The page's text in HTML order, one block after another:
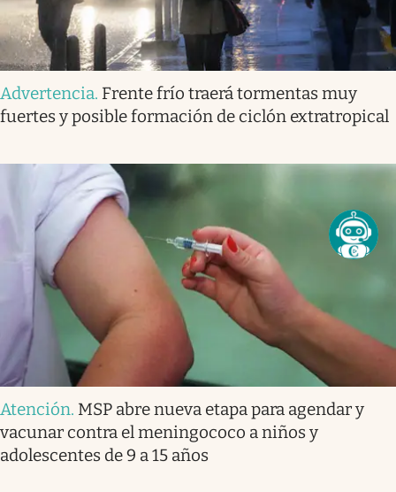
Advertencia. Frente frío traerá tormentas muy
fuertes y posible formación de ciclón extratropical
Atención. MSP abre nueva etapa para agendar y
vacunar contra el meningococo a niños y
adolescentes de 9 a 15 años